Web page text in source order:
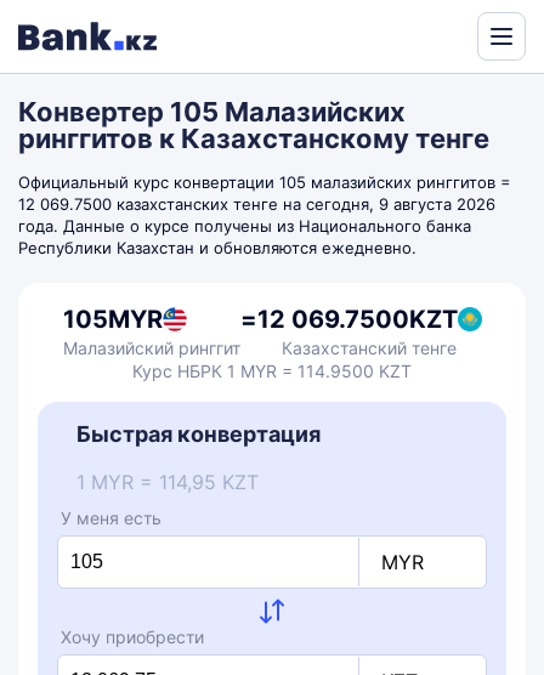
Конвертер 105 Малазийских
ринггитов к Казахстанскому тенге
Официальный курс конвертации 105 малазийских ринггитов =
12 069.7500 казахстанских тенге на сегодня, 9 августа 2026
года. Данные о курсе получены из Национального банка
Республики Казахстан и обновляются ежедневно.
105MYR
Малазийский ринггит
=12 069.7500KZT
Казахстанский тенге
Курс НБРК 1 MYR = 114.9500 KZT
Быстрая конвертация
1 MYR = 114,95 KZT
У меня есть
MYR
Хочу приобрести